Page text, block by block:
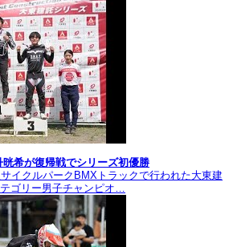
希が復帰戦でシリーズ初優勝
イクルパークBMXトラックで行われた大東建
ゴリー男子チャンピオ…